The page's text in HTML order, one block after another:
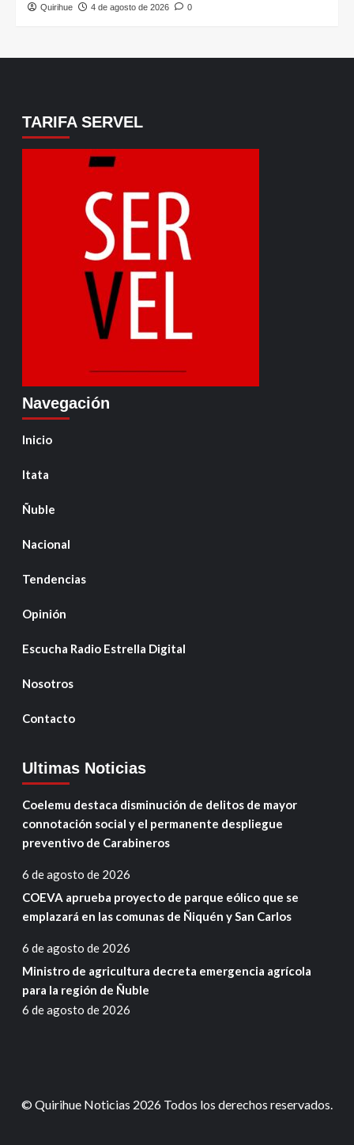
Quirihue 4 de agosto de 2026 0
TARIFA SERVEL
Navegación
Inicio
Itata
Ñuble
Nacional
Tendencias
Opinión
Escucha Radio Estrella Digital
Nosotros
Contacto
Ultimas Noticias
Coelemu destaca disminución de delitos de mayor
connotación social y el permanente despliegue
preventivo de Carabineros
6 de agosto de 2026
COEVA aprueba proyecto de parque eólico que se
emplazará en las comunas de Ñiquén y San Carlos
6 de agosto de 2026
Ministro de agricultura decreta emergencia agrícola
para la región de Ñuble
6 de agosto de 2026